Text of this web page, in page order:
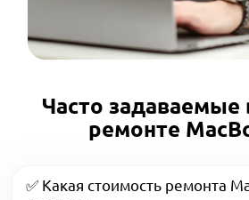
Часто
ремонте
✅ Какая стоимость ремонта